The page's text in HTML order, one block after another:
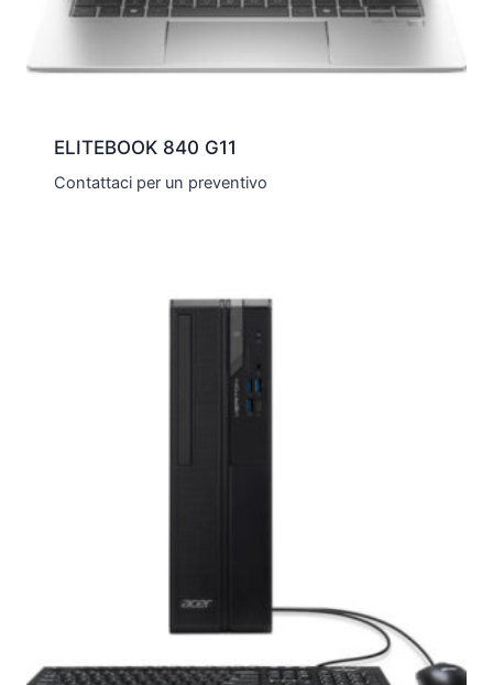
ELITEBOOK 840 G11
Contattaci per un preventivo